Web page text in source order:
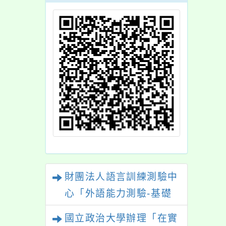
財團法人語言訓練測驗中
心「外語能力測驗-基礎
國立政治大學辦理「在實